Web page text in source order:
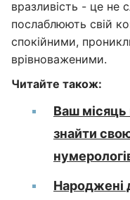
вразливість - це не
послаблюють свій
спокійними,
врівноваженими.
Читайте також:
Ваш місяць
знайти
Народжені